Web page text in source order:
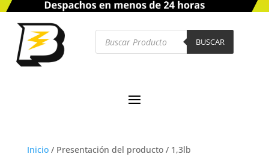
Búsqueda
productos
BUSCAR
Inicio/ Presentación del producto/ 1,3lb